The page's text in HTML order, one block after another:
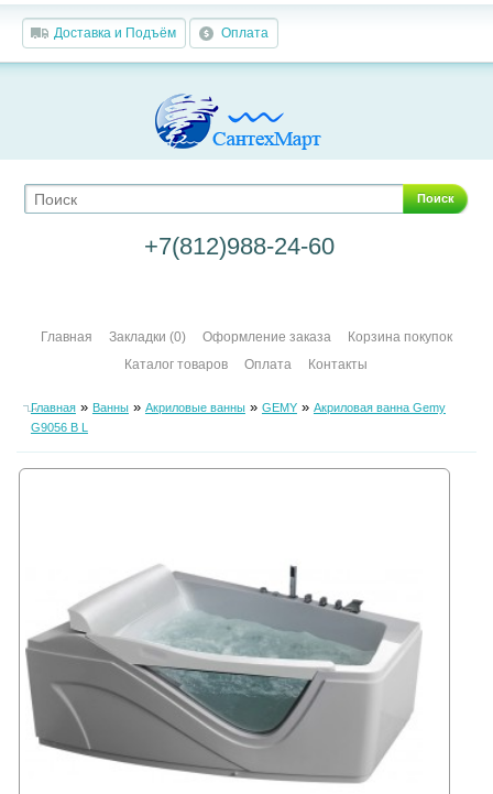
Доставка и Подъём Оплата
Поиск
+7(812)988-24-60
Главная Закладки (0) Оформление заказа
Корзина покупок
Каталог товаров
Оплата Контакты
Главная» Ванны» Акриловые ванны» GEMY» Акриловая ванна Gemy
G9056 B L